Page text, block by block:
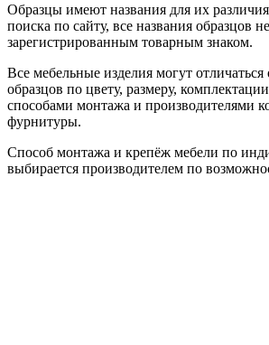
Образцы имеют названия для их
поиска по сайту, все названия образцов
зарегистрированным товарным знаком.
Все мебельные изделия могут
образцов по цвету, размеру,
способами монтажа и производителями
фурнитуры.
Способ монтажа и крепёж мебели по
выбирается производителем по